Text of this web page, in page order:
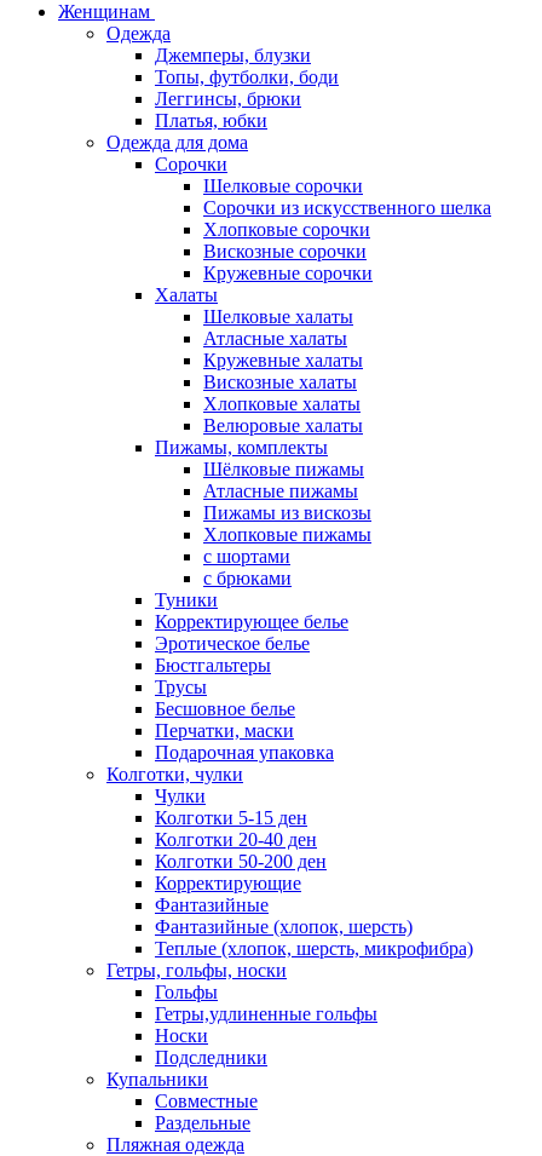
Женщинам
Одежда
Джемперы, блузки
Топы, футболки, боди
Леггинсы, брюки
Платья, юбки
Одежда для дома
Сорочки
Шелковые сорочки
Сорочки из искусственного шелка
Хлопковые сорочки
Вискозные сорочки
Кружевные сорочки
Халаты
Шелковые халаты
Атласные халаты
Кружевные халаты
Вискозные халаты
Хлопковые халаты
Велюровые халаты
Пижамы, комплекты
Шёлковые пижамы
Атласные пижамы
Пижамы из вискозы
Хлопковые пижамы
с шортами
с брюками
Туники
Корректирующее белье
Эротическое белье
Бюстгальтеры
Трусы
Бесшовное белье
Перчатки, маски
Подарочная упаковка
Колготки, чулки
Чулки
Колготки 5-15 ден
Колготки 20-40 ден
Колготки 50-200 ден
Корректирующие
Фантазийные
Фантазийные (хлопок, шерсть)
Теплые (хлопок, шерсть, микрофибра)
Гетры, гольфы, носки
Гольфы
Гетры,удлиненные гольфы
Носки
Подследники
Купальники
Совместные
Раздельные
Пляжная одежда